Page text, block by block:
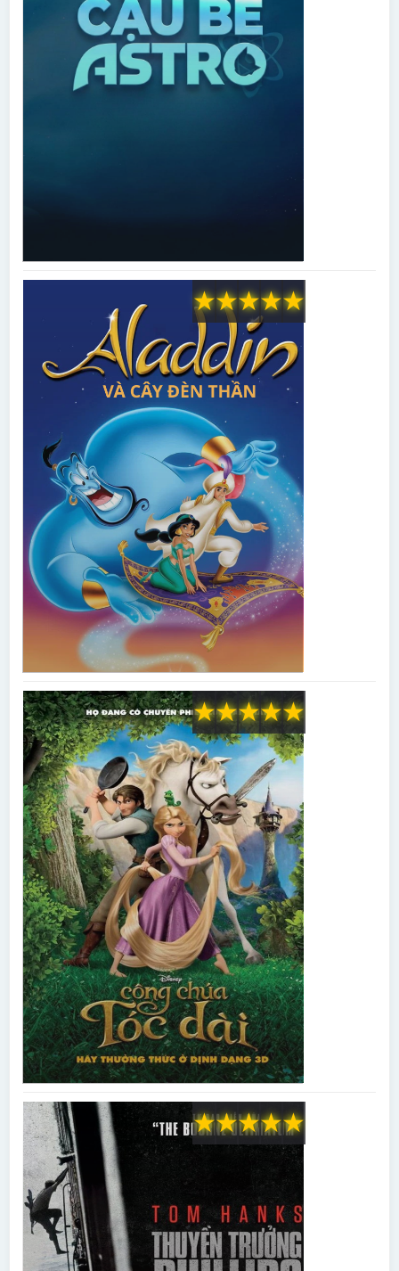
★
★
★
★
★
★
★
★
★
★
★
★
★
★
★